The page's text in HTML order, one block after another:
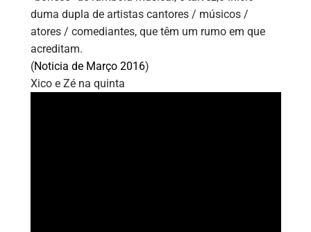
duma dupla de artistas cantores / músicos /
atores / comediantes, que têm um rumo em que
acreditam.
(Noticia de Março 2016)
Xico e Zé na quinta